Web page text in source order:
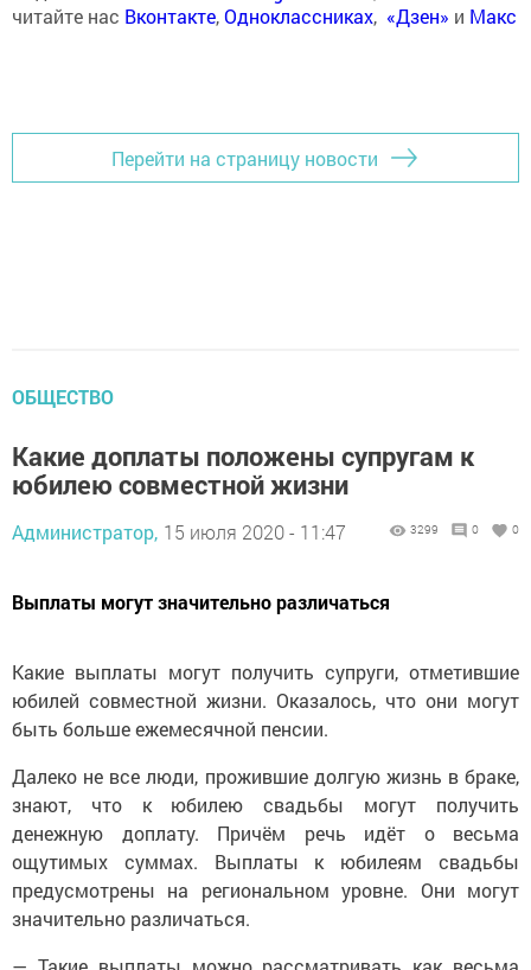
читайте нас Вконтакте,Одноклассниках, «Дзен» и Макс
Перейти на страницу новости
ОБЩЕСТВО
Какие доплаты положены супругам к
юбилею совместной жизни
Администратор, 15 июля 2020 - 11:47 3299 0 0
Выплаты могут значительно различаться
Какие выплаты могут получить супруги, отметившие
юбилей совместной жизни. Оказалось, что они могут
быть больше ежемесячной пенсии.
Далеко не все люди, прожившие долгую жизнь в браке,
знают, что к юбилею свадьбы могут получить
денежную доплату. Причём речь идёт о весьма
ощутимых суммах. Выплаты к юбилеям свадьбы
предусмотрены на региональном уровне. Они могут
значительно различаться.